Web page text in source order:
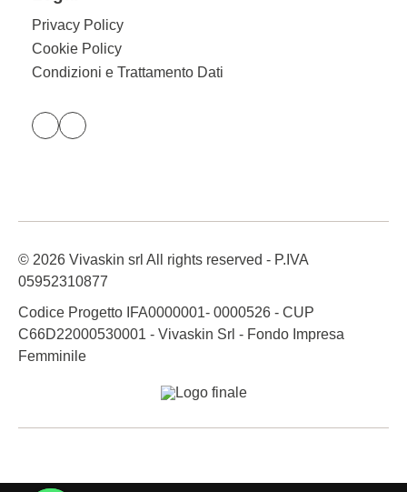
Privacy Policy
Cookie Policy
Condizioni e Trattamento Dati
© 2026 Vivaskin srl All rights reserved - P.IVA
05952310877
Codice Progetto IFA0000001- 0000526 - CUP
C66D22000530001 - Vivaskin Srl - Fondo Impresa
Femminile